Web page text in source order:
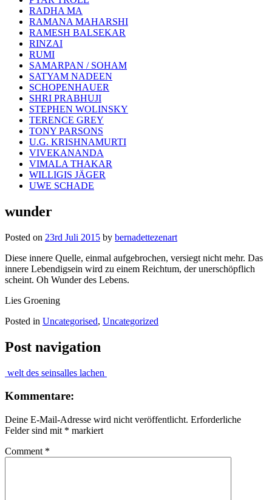
RADHA MA
RAMANA MAHARSHI
RAMESH BALSEKAR
RINZAI
RUMI
SAMARPAN / SOHAM
SATYAM NADEEN
SCHOPENHAUER
SHRI PRABHUJI
STEPHEN WOLINSKY
TERENCE GREY
TONY PARSONS
U.G. KRISHNAMURTI
VIVEKANANDA
VIMALA THAKAR
WILLIGIS JÄGER
UWE SCHADE
wunder
Posted on 23rd Juli 2015 by bernadettezenart
Diese innere Quelle, einmal aufgebrochen, versiegt nicht mehr. Das
innere Lebendigsein wird zu einem Reichtum, der unerschöpflich
scheint. Oh Wunder des Lebens.
Lies Groening
Posted in Uncategorised, Uncategorized
Post navigation
welt des seinsalles lachen
Kommentare:
Deine E-Mail-Adresse wird nicht veröffentlicht. Erforderliche
Felder sind mit * markiert
Comment *